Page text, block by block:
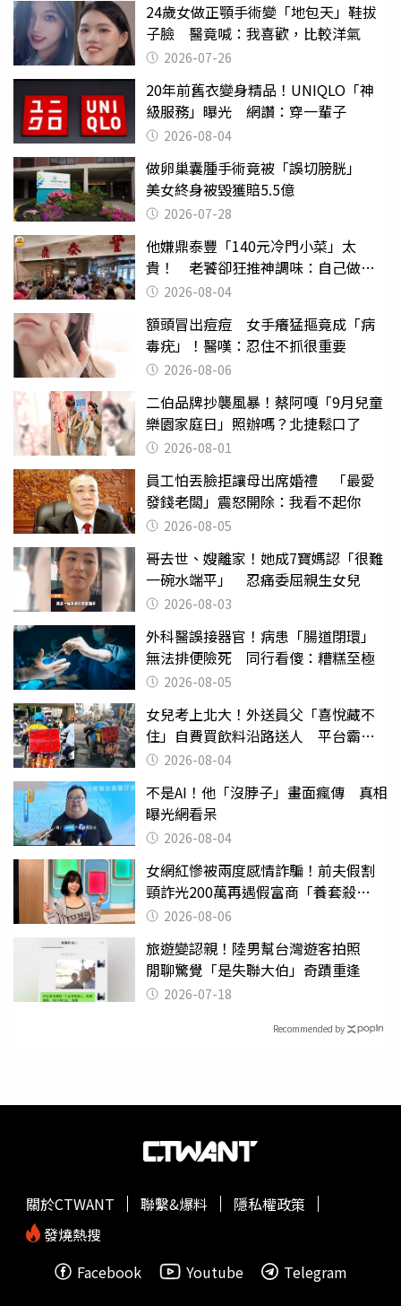
24歲女做正顎手術變「地包天」鞋拔
子臉 醫竟喊：我喜歡，比較洋氣
2026-07-26
20年前舊衣變身精品！UNIQLO「神
級服務」曝光 網讚：穿一輩子
2026-08-04
做卵巢囊腫手術竟被「誤切膀胱」
美女終身被毀獲賠5.5億
2026-07-28
他嫌鼎泰豐「140元冷門小菜」太
貴！ 老饕卻狂推神調味：自己做不
出來2026-08-04
額頭冒出痘痘 女手癢猛摳竟成「病
毒疣」！醫嘆：忍住不抓很重要
2026-08-06
二伯品牌抄襲風暴！蔡阿嘎「9月兒童
樂園家庭日」照辦嗎？北捷鬆口了
2026-08-01
員工怕丟臉拒讓母出席婚禮 「最愛
發錢老闆」震怒開除：我看不起你
2026-08-05
哥去世、嫂離家！她成7寶媽認「很難
一碗水端平」 忍痛委屈親生女兒
2026-08-03
外科醫誤接器官！病患「腸道閉環」
無法排便險死 同行看傻：糟糕至極
2026-08-05
女兒考上北大！外送員父「喜悅藏不
住」自費買飲料沿路送人 平台霸氣
幫付學費
2026-08-04
不是AI！他「沒脖子」畫面瘋傳 真相
曝光網看呆
2026-08-04
女網紅慘被兩度感情詐騙！前夫假割
頸詐光200萬再遇假富商「養套殺
2000萬」
2026-08-06
旅遊變認親！陸男幫台灣遊客拍照
閒聊驚覺「是失聯大伯」奇蹟重逢
2026-07-18
Recommended by
關於CTWANT 聯繫&爆料
隱私權政策
發燒熱搜
Facebook
Youtube Telegram